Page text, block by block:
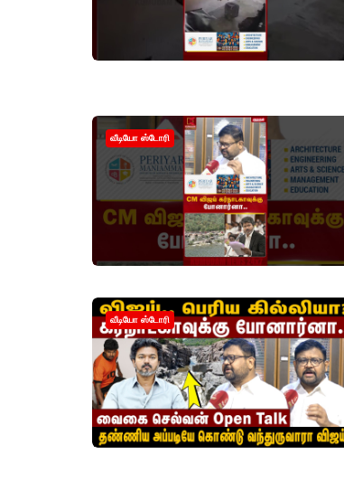
வீடியோ ஸ்டோரி
வீடியோ ஸ்டோரி